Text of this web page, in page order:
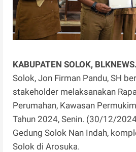
KABUPATEN SOLOK,
Solok, Jon Firman Pandu, SH
stakeholder melaksanakan
Perumahan, Kawasan
Tahun 2024, Senin. (30/12/
Gedung Solok Nan Indah,
Solok di Arosuka.